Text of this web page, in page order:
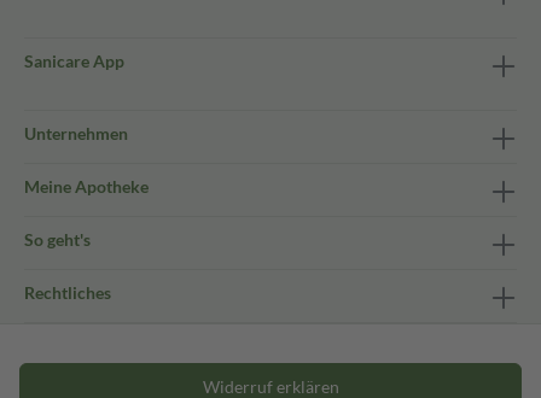
Sanicare App
Unternehmen
Meine Apotheke
So geht's
Rechtliches
Widerruf erklären